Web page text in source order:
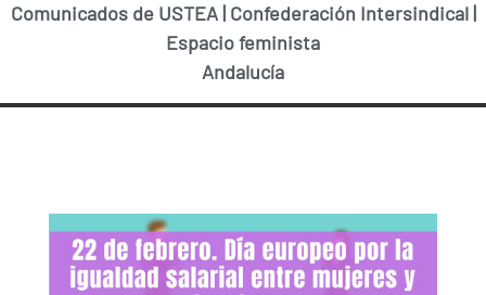
Comunicados de USTEA| Confederación Intersindical|
Espacio feminista
Andalucía